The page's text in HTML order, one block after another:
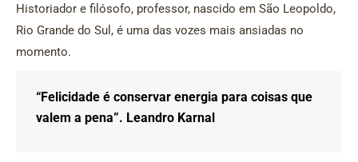
Historiador e filósofo, professor, nascido em São Leopoldo,
Rio Grande do Sul, é uma das vozes mais ansiadas no
momento.
“Felicidade é conservar energia para coisas que
valem a pena”. Leandro Karnal